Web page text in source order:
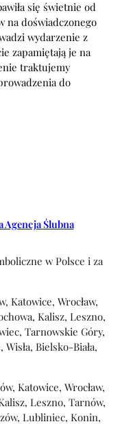
się świetnie od
na doświadczonego
wydarzenie z
zapamiętają je na
traktujemy
do
Agencja Ślubna
w Polsce i za
Katowice, Wrocław,
Kalisz, Leszno,
Tarnowskie Góry,
Bielsko-Biała,
Katowice, Wrocław,
Leszno, Tarnów,
Lubliniec, Konin,